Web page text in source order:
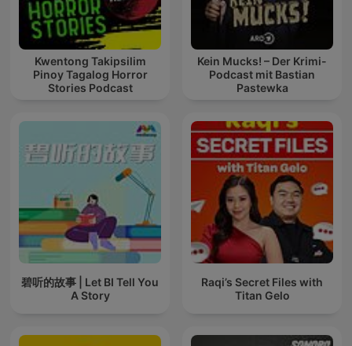
Kwentong Takipsilim
Pinoy Tagalog Horror
Stories Podcast
Kein Mucks! – Der Krimi-
Podcast mit Bastian
Pastewka
碧听的故事 | Let BI Tell You
A Story
Raqi’s Secret Files with
Titan Gelo